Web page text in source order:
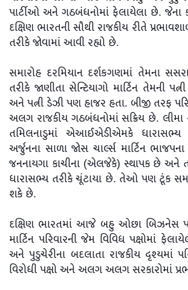
પાર્ટીઓ અને ગઠબંધનોમાં ફેલાયેલા છે. જેના
દક્ષિણ ભારતની સૌથી રાજકીય રીતે
તરીકે જોવામાં આવી રહ્યો છે.
સમારોહ દરમિયાન દર્શકગણમાં તેમના
તરીકે જાણીતા સેન્ટિયાગો માર્ટિન તેમની
અને પત્ની ડેઝી પણ હાજર હતા. બીજી તરફ
અલગ રાજકીય ગઠબંધનોમાં સક્રિય છે. લીમા
તમિલનાડુમાં એઆઈએડીએમકે
અર્જુનના સાળા જોસ ચાર્લ્સ માર્ટિન
જનનાયગા કાચીના (એલજેકે) સ્થાપક છે અને
ધારાસભ્ય તરીકે ચૂંટાયા છે. તેઓ પણ ટૂંક
શકે છે.
દક્ષિણ ભારતમાં આજે બહુ ઓછા બિઝનેસ
માર્ટિન પરિવારની જેમ વિવિધ પક્ષોમાં
અને પુડુચેરીના બદલાતા રાજકીય દૃશ્યમાં
વિરોધી પક્ષો અને અલગ અલગ સરકારોમાં